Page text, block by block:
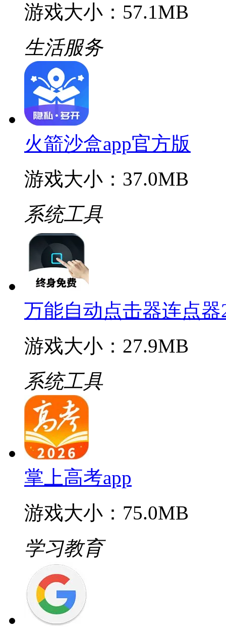
游戏大小：57.1MB
生活服务
火箭沙盒app官方版
游戏大小：37.0MB
系统工具
万能自动点击器连点器
游戏大小：27.9MB
系统工具
掌上高考app
游戏大小：75.0MB
学习教育